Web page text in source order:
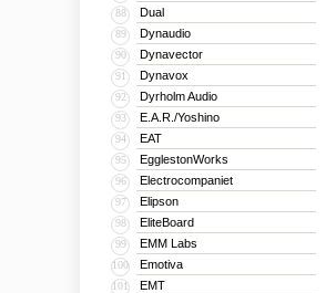
88 Dual
89 Dynaudio
90 Dynavector
91 Dynavox
92 Dyrholm Audio
93 E.A.R./Yoshino
94 EAT
95 EgglestonWorks
96 Electrocompaniet
97 Elipson
98 EliteBoard
99 EMM Labs
100 Emotiva
101 EMT